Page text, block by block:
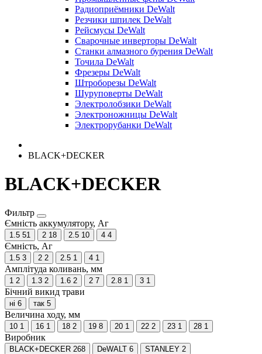
Радиоприёмники DeWalt
Резчики шпилек DeWalt
Рейсмусы DeWalt
Сварочные инверторы DeWalt
Станки алмазного бурения DeWalt
Точила DeWalt
Фрезеры DeWalt
Штроборезы DeWalt
Шуруповерты DeWalt
Электролобзики DeWalt
Электроножницы DeWalt
Электрорубанки DeWalt
BLACK+DECKER
BLACK+DECKER
Фильтр
Ємність аккумулятору, Аг
1.5 51 2 18 2.5 10 4 4
Ємність, Аг
1.5 3 2 2 2.5 1 4 1
Амплітуда коливань, мм
1 2 1.3 2 1.6 2 2 7 2.8 1 3 1
Бічний викид трави
ні 6 так 5
Величина ходу, мм
10 1 16 1 18 2 19 8 20 1 22 2 23 1 28 1
Виробник
BLACK+DECKER 268 DeWALT 6 STANLEY 2